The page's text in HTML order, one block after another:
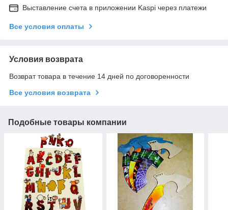
Выставление счета в приложении Kaspi через платежи
Все условия оплаты
Условия возврата
Возврат товара в течение 14 дней по договоренности
Все условия возврата
Подобные товары компании